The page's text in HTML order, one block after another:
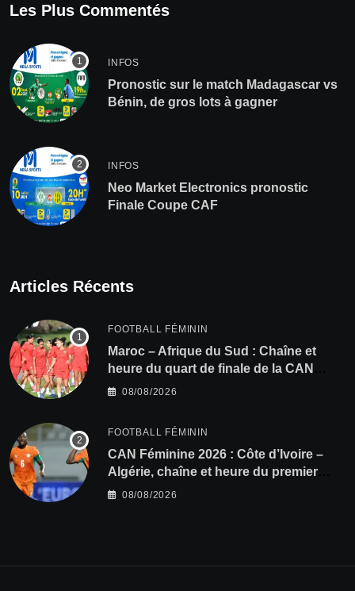
Les Plus Commentés
INFOS
Pronostic sur le match Madagascar vs
Bénin, de gros lots à gagner
INFOS
Neo Market Electronics pronostic
Finale Coupe CAF
Articles Récents
FOOTBALL FÉMININ
Maroc – Afrique du Sud : Chaîne et
heure du quart de finale de la CAN
Féminine 2026
08/08/2026
FOOTBALL FÉMININ
CAN Féminine 2026 : Côte d’Ivoire –
Algérie, chaîne et heure du premier
quart de finale
08/08/2026